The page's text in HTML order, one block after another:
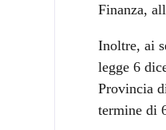
Finanza,
Inoltre, ai
legge 6
Provincia
termine di